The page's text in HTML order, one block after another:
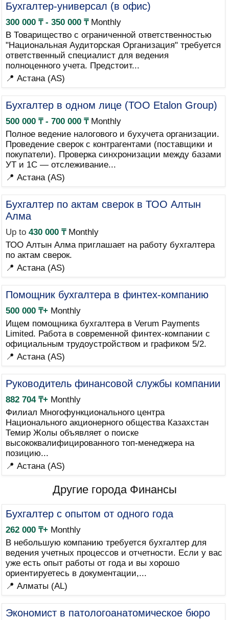
Бухгалтер-универсал (в офис)
300 000 ₸ - 350 000 ₸Monthly
В Товарищество с ограниченной ответственностью
"Национальная Аудиторская Организация" требуется
ответственный специалист для ведения
полноценного учета. Предстоит...
📍 Астана (AS)
Бухгалтер в одном лице (ТОО Etalon Group)
500 000 ₸ - 700 000 ₸Monthly
Полное ведение налогового и бухучета организации.
Проведение сверок с контрагентами (поставщики и
покупатели). Проверка синхронизации между базами
УТ и 1С — отслеживание...
📍 Астана (AS)
Бухгалтер по актам сверок в ТОО Алтын
Алма
Up to430 000 ₸Monthly
ТОО Алтын Алма приглашает на работу бухгалтера
по актам сверок.
📍 Астана (AS)
Помощник бухгалтера в финтех-компанию
500 000 ₸+Monthly
Ищем помощника бухгалтера в Verum Payments
Limited. Работа в современной финтех-компании с
официальным трудоустройством и графиком 5/2.
📍 Астана (AS)
Руководитель финансовой службы компании
882 704 ₸+Monthly
Филиал Многофункционального центра
Национального акционерного общества Казахстан
Темир Жолы объявляет о поиске
высококвалифицированного топ-менеджера на
позицию...
📍 Астана (AS)
Другие города Финансы
Бухгалтер с опытом от одного года
262 000 ₸+Monthly
В небольшую компанию требуется бухгалтер для
ведения учетных процессов и отчетности. Если у вас
уже есть опыт работы от года и вы хорошо
ориентируетесь в документации,...
📍 Алматы (AL)
Экономист в патологоанатомическое бюро